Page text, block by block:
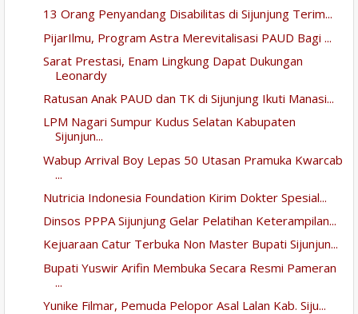
13 Orang Penyandang Disabilitas di Sijunjung Terim...
PijarIlmu, Program Astra Merevitalisasi PAUD Bagi ...
Sarat Prestasi, Enam Lingkung Dapat Dukungan
Leonardy
Ratusan Anak PAUD dan TK di Sijunjung Ikuti Manasi...
LPM Nagari Sumpur Kudus Selatan Kabupaten
Sijunjun...
Wabup Arrival Boy Lepas 50 Utasan Pramuka Kwarcab
...
Nutricia Indonesia Foundation Kirim Dokter Spesial...
Dinsos PPPA Sijunjung Gelar Pelatihan Keterampilan...
Kejuaraan Catur Terbuka Non Master Bupati Sijunjun...
Bupati Yuswir Arifin Membuka Secara Resmi Pameran
...
Yunike Filmar, Pemuda Pelopor Asal Lalan Kab. Siju...